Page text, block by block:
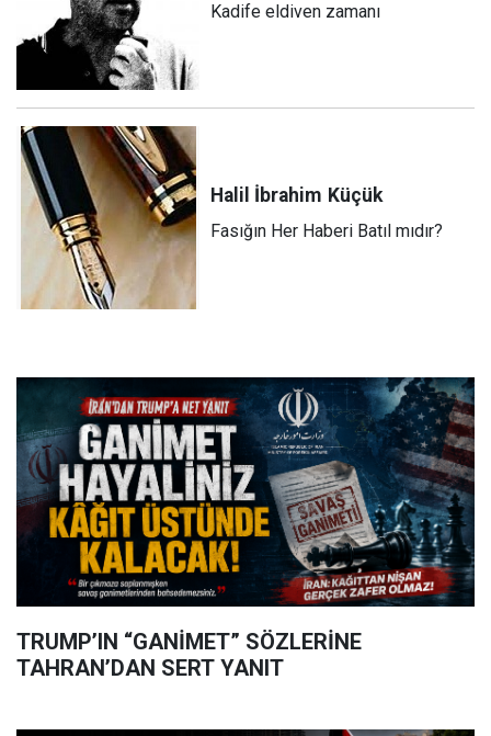
Kadife eldiven zamanı
Halil İbrahim Küçük
Fasığın Her Haberi Batıl mıdır?
TRUMP’IN “GANİMET” SÖZLERİNE
TAHRAN’DAN SERT YANIT